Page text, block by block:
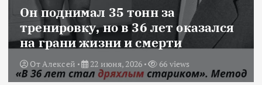
Он поднимал 35 тонн за
тренировку, но в 36 лет оказался
на грани жизни и смерти
ОтАлексей 22 июня, 2026 66 views